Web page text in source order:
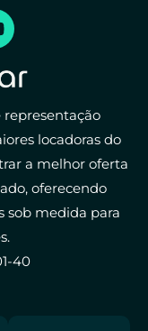
representação
locadoras do
a melhor oferta
oferecendo
sob medida para
40